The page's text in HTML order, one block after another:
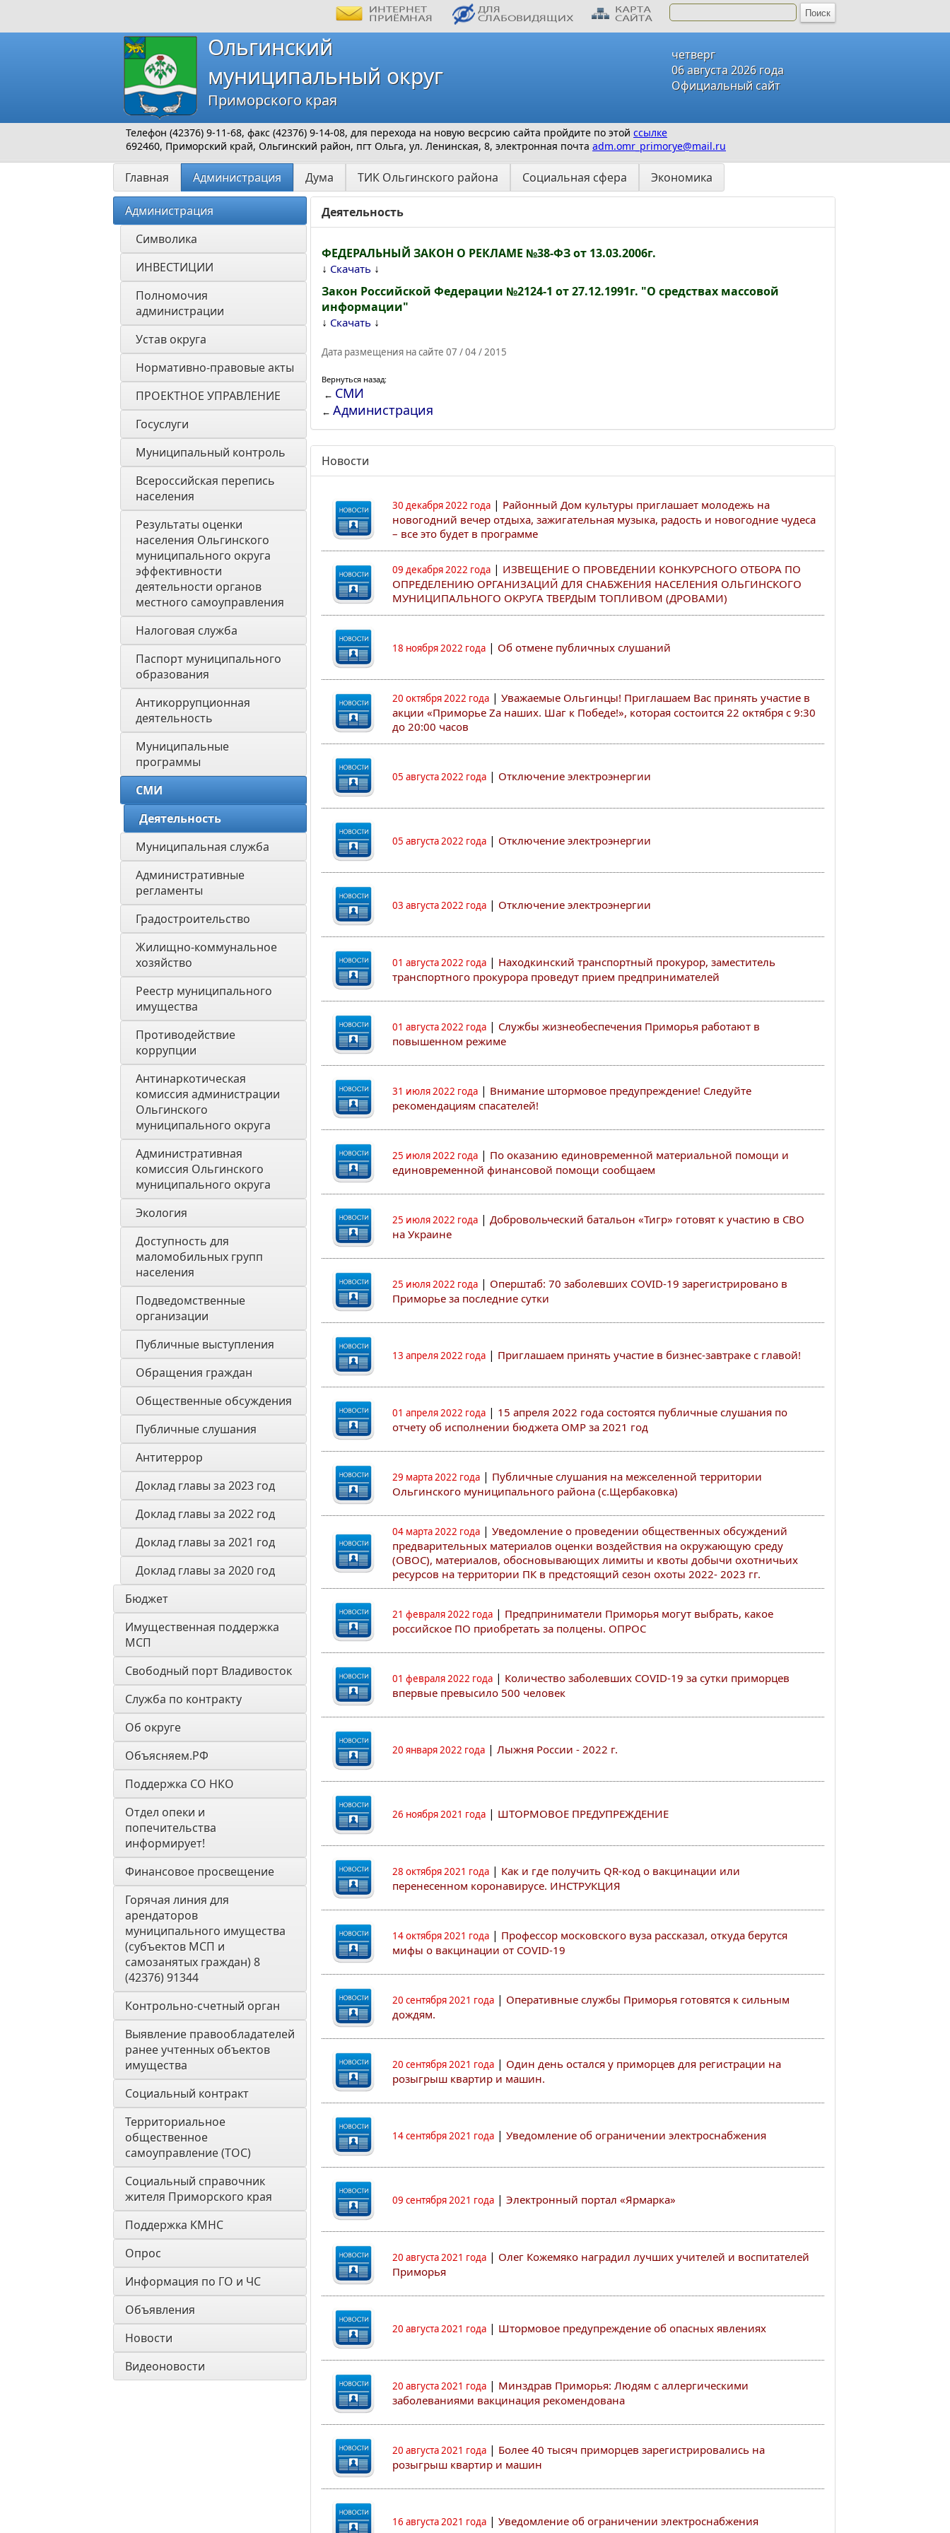
четверг
06 августа 2026 года
Официальный сайт
Ольгинский
муниципальный округ
Приморского края
Телефон (42376) 9-11-68, факс (42376) 9-14-08, для перехода на новую весрсию сайта пройдите по этой ссылке
692460, Приморский край, Ольгинский район, пгт Ольга, ул. Ленинская, 8, электронная почта adm.omr_primorye@mail.ru
Главная Администрация Дума ТИК Ольгинского района Социальная сфера Экономика
Администрация
Символика
ИНВЕСТИЦИИ
Полномочия
администрации
Устав округа
Нормативно-правовые акты
ПРОЕКТНОЕ УПРАВЛЕНИЕ
Госуслуги
Муниципальный контроль
Всероссийская перепись
населения
Результаты оценки
населения Ольгинского
муниципального округа
эффективности
деятельности органов
местного самоуправления
Налоговая служба
Паспорт муниципального
образования
Антикоррупционная
деятельность
Муниципальные
программы
СМИ
Деятельность
Муниципальная служба
Административные
регламенты
Градостроительство
Жилищно-коммунальное
хозяйство
Реестр муниципального
имущества
Противодействие
коррупции
Антинаркотическая
комиссия администрации
Ольгинского
муниципального округа
Административная
комиссия Ольгинского
муниципального округа
Экология
Доступность для
маломобильных групп
населения
Подведомственные
организации
Публичные выступления
Обращения граждан
Общественные обсуждения
Публичные слушания
Антитеррор
Доклад главы за 2023 год
Доклад главы за 2022 год
Доклад главы за 2021 год
Доклад главы за 2020 год
Бюджет
Имущественная поддержка
МСП
Свободный порт Владивосток
Служба по контракту
Об округе
Объясняем.РФ
Поддержка СО НКО
Отдел опеки и
попечительства
информирует!
Финансовое просвещение
Горячая линия для
арендаторов
муниципального имущества
(субъектов МСП и
самозанятых граждан) 8
(42376) 91344
Контрольно-счетный орган
Выявление правообладателей
ранее учтенных объектов
имущества
Социальный контракт
Территориальное
общественное
самоуправление (ТОС)
Социальный справочник
жителя Приморского края
Поддержка КМНС
Опрос
Информация по ГО и ЧС
Объявления
Новости
Видеоновости
Деятельность
ФЕДЕРАЛЬНЫЙ ЗАКОН О РЕКЛАМЕ №38-ФЗ от 13.03.2006г.
↓ Скачать ↓
Закон Российской Федерации №2124-1 от 27.12.1991г. "О средствах массовой
информации"
↓ Скачать ↓
Дата размещения на сайте 07 / 04 / 2015
Вернуться назад:
← СМИ
← Администрация
Новости
30 декабря 2022 года | Районный Дом культуры приглашает молодежь на
новогодний вечер отдыха, зажигательная музыка, радость и новогодние чудеса
– все это будет в программе
09 декабря 2022 года | ИЗВЕЩЕНИЕ О ПРОВЕДЕНИИ КОНКУРСНОГО ОТБОРА ПО
ОПРЕДЕЛЕНИЮ ОРГАНИЗАЦИЙ ДЛЯ СНАБЖЕНИЯ НАСЕЛЕНИЯ ОЛЬГИНСКОГО
МУНИЦИПАЛЬНОГО ОКРУГА ТВЕРДЫМ ТОПЛИВОМ (ДРОВАМИ)
18 ноября 2022 года | Об отмене публичных слушаний
20 октября 2022 года | Уважаемые Ольгинцы! Приглашаем Вас принять участие в
акции «Приморье Zа наших. Шаг к Победе!», которая состоится 22 октября с 9:30
до 20:00 часов
05 августа 2022 года | Отключение электроэнергии
05 августа 2022 года | Отключение электроэнергии
03 августа 2022 года | Отключение электроэнергии
01 августа 2022 года | Находкинский транспортный прокурор, заместитель
транспортного прокурора проведут прием предпринимателей
01 августа 2022 года | Службы жизнеобеспечения Приморья работают в
повышенном режиме
31 июля 2022 года | Внимание штормовое предупреждение! Следуйте
рекомендациям спасателей!
25 июля 2022 года | По оказанию единовременной материальной помощи и
единовременной финансовой помощи сообщаем
25 июля 2022 года | Добровольческий батальон «Тигр» готовят к участию в СВО
на Украине
25 июля 2022 года | Оперштаб: 70 заболевших COVID-19 зарегистрировано в
Приморье за последние сутки
13 апреля 2022 года | Приглашаем принять участие в бизнес-завтраке с главой!
01 апреля 2022 года | 15 апреля 2022 года состоятся публичные слушания по
отчету об исполнении бюджета ОМР за 2021 год
29 марта 2022 года | Публичные слушания на межселенной территории
Ольгинского муниципального района (с.Щербаковка)
04 марта 2022 года | Уведомление о проведении общественных обсуждений
предварительных материалов оценки воздействия на окружающую среду
(ОВОС), материалов, обосновывающих лимиты и квоты добычи охотничьих
ресурсов на территории ПК в предстоящий сезон охоты 2022- 2023 гг.
21 февраля 2022 года | Предприниматели Приморья могут выбрать, какое
российское ПО приобретать за полцены. ОПРОС
01 февраля 2022 года | Количество заболевших COVID-19 за сутки приморцев
впервые превысило 500 человек
20 января 2022 года | Лыжня России - 2022 г.
26 ноября 2021 года | ШТОРМОВОЕ ПРЕДУПРЕЖДЕНИЕ
28 октября 2021 года | Как и где получить QR-код о вакцинации или
перенесенном коронавирусе. ИНСТРУКЦИЯ
14 октября 2021 года | Профессор московского вуза рассказал, откуда берутся
мифы о вакцинации от COVID-19
20 сентября 2021 года | Оперативные службы Приморья готовятся к сильным
дождям.
20 сентября 2021 года | Один день остался у приморцев для регистрации на
розыгрыш квартир и машин.
14 сентября 2021 года | Уведомление об ограничении электроснабжения
09 сентября 2021 года | Электронный портал «Ярмарка»
20 августа 2021 года | Олег Кожемяко наградил лучших учителей и воспитателей
Приморья
20 августа 2021 года | Штормовое предупреждение об опасных явлениях
20 августа 2021 года | Минздрав Приморья: Людям с аллергическими
заболеваниями вакцинация рекомендована
20 августа 2021 года | Более 40 тысяч приморцев зарегистрировались на
розыгрыш квартир и машин
16 августа 2021 года | Уведомление об ограничении электроснабжения